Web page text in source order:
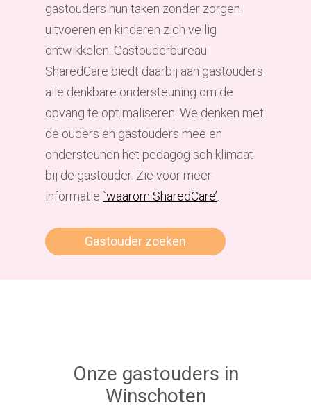
gastouders hun taken zonder zorgen
uitvoeren en kinderen zich veilig
ontwikkelen. Gastouderbureau
SharedCare biedt daarbij aan gastouders
alle denkbare ondersteuning om de
opvang te optimaliseren. We denken met
de ouders en gastouders mee en
ondersteunen het pedagogisch klimaat
bij de gastouder. Zie voor meer
informatie `waarom SharedCare’
Gastouder zoeken
Onze gastouders in
Winschoten